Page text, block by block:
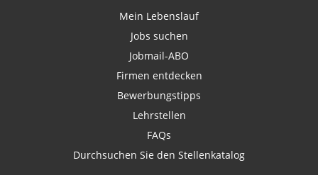
Mein Lebenslauf
Jobs suchen
Jobmail-ABO
Firmen entdecken
Bewerbungstipps
Lehrstellen
FAQs
Durchsuchen Sie den Stellenkatalog